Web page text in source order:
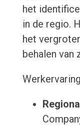
het
in de regio.
het
behalen van
Werkervaring